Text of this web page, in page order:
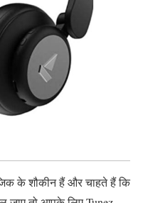
के शौकीन हैं और चाहते हैं कि